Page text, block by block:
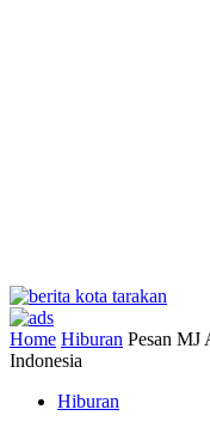
Home Hiburan Pesan MJ
Indonesia
Hiburan